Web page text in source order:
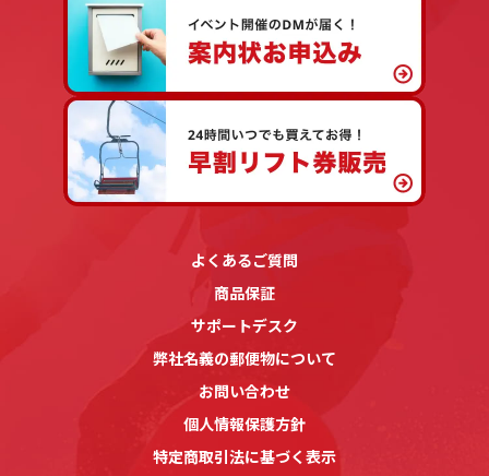
よくあるご質問
商品保証
サポートデスク
弊社名義の郵便物について
お問い合わせ
個人情報保護方針
特定商取引法に基づく表示